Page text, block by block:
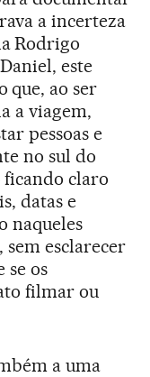
a incerteza
Rodrigo
este
que, ao ser
a viagem,
pessoas e
no sul do
ficando claro
datas e
naqueles
sem esclarecer
se os
filmar ou
a uma